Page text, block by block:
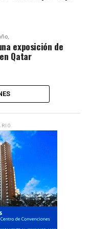
exposición de
Qatar